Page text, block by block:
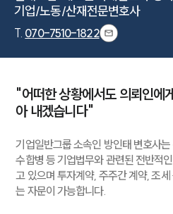
기업/노동/산재전문변호사
T. 070-7510-1822
"어떠한 상황에서도 의뢰인에
아 내겠습니다"
기업일반그룹 소속인 방인태 변호사
수합병 등 기업법무와 관련된 전반적
고 있으며 투자계약, 주주간 계약, 조
는 자문이 가능합니다.